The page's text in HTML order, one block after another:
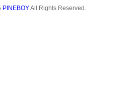
PINEBOYAll Rights Reserved.